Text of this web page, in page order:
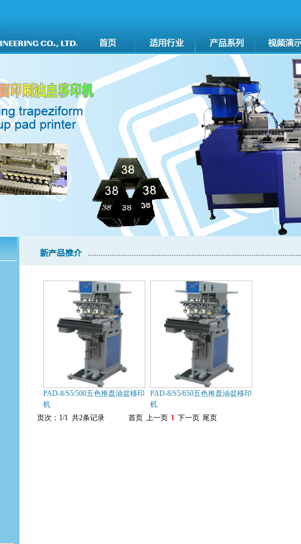
PAD-8/S5/500五色推盘油盆移印
机
PAD-8/S5/650五色推盘油盆移印
机
页次：1/1 共2条记录
首页 上一页 1 下一页 尾页